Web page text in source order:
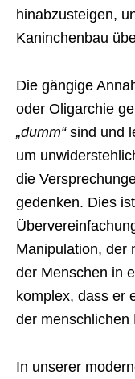
hinabzusteigen,
Kaninchenbau
Die gängige
oder Oligarchie
„dumm“sind und
um
die
gedenken. Dies
Manipulation, der
der Menschen in
komplex, dass er
der menschlichen
In unserer